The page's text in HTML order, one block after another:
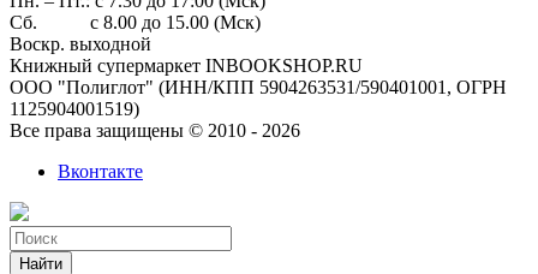
Сб. с 8.00 до 15.00 (Мск)
Воскр. выходной
Книжный супермаркет INBOOKSHOP.RU
ООО "Полиглот" (ИНН/КПП 5904263531/590401001, ОГРН
1125904001519)
Все права защищены © 2010 - 2026
Вконтакте
Найти